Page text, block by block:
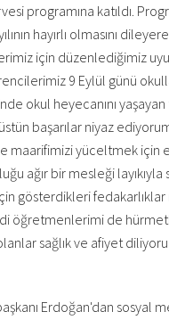
programına katıldı.
hayırlı olmasını
için düzenlediğimiz
9 Eylül günü
okul heyecanını
başarılar niyaz
maarifimizi yüceltmek için
ağır bir mesleği
gösterdikleri
öğretmenlerimi de
sağlık ve afiyet
Erdoğan'dan sosyal